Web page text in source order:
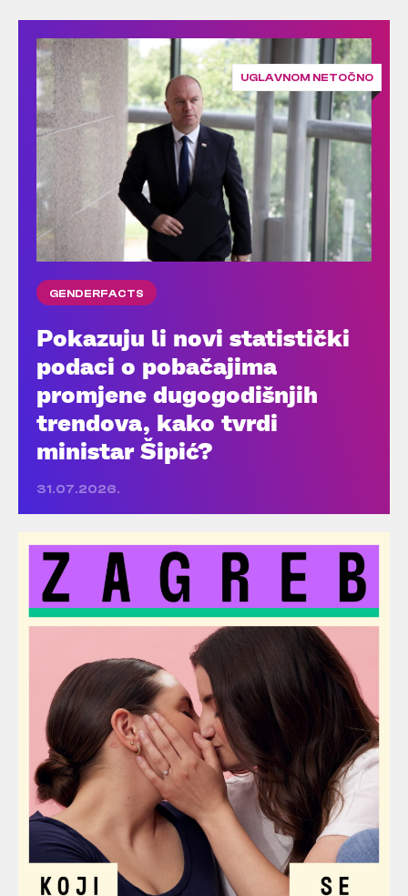
UGLAVNOM NETOČNO
GENDERFACTS
Pokazuju li novi statistički
podaci o pobačajima
promjene dugogodišnjih
trendova, kako tvrdi
ministar Šipić?
31.07.2026.